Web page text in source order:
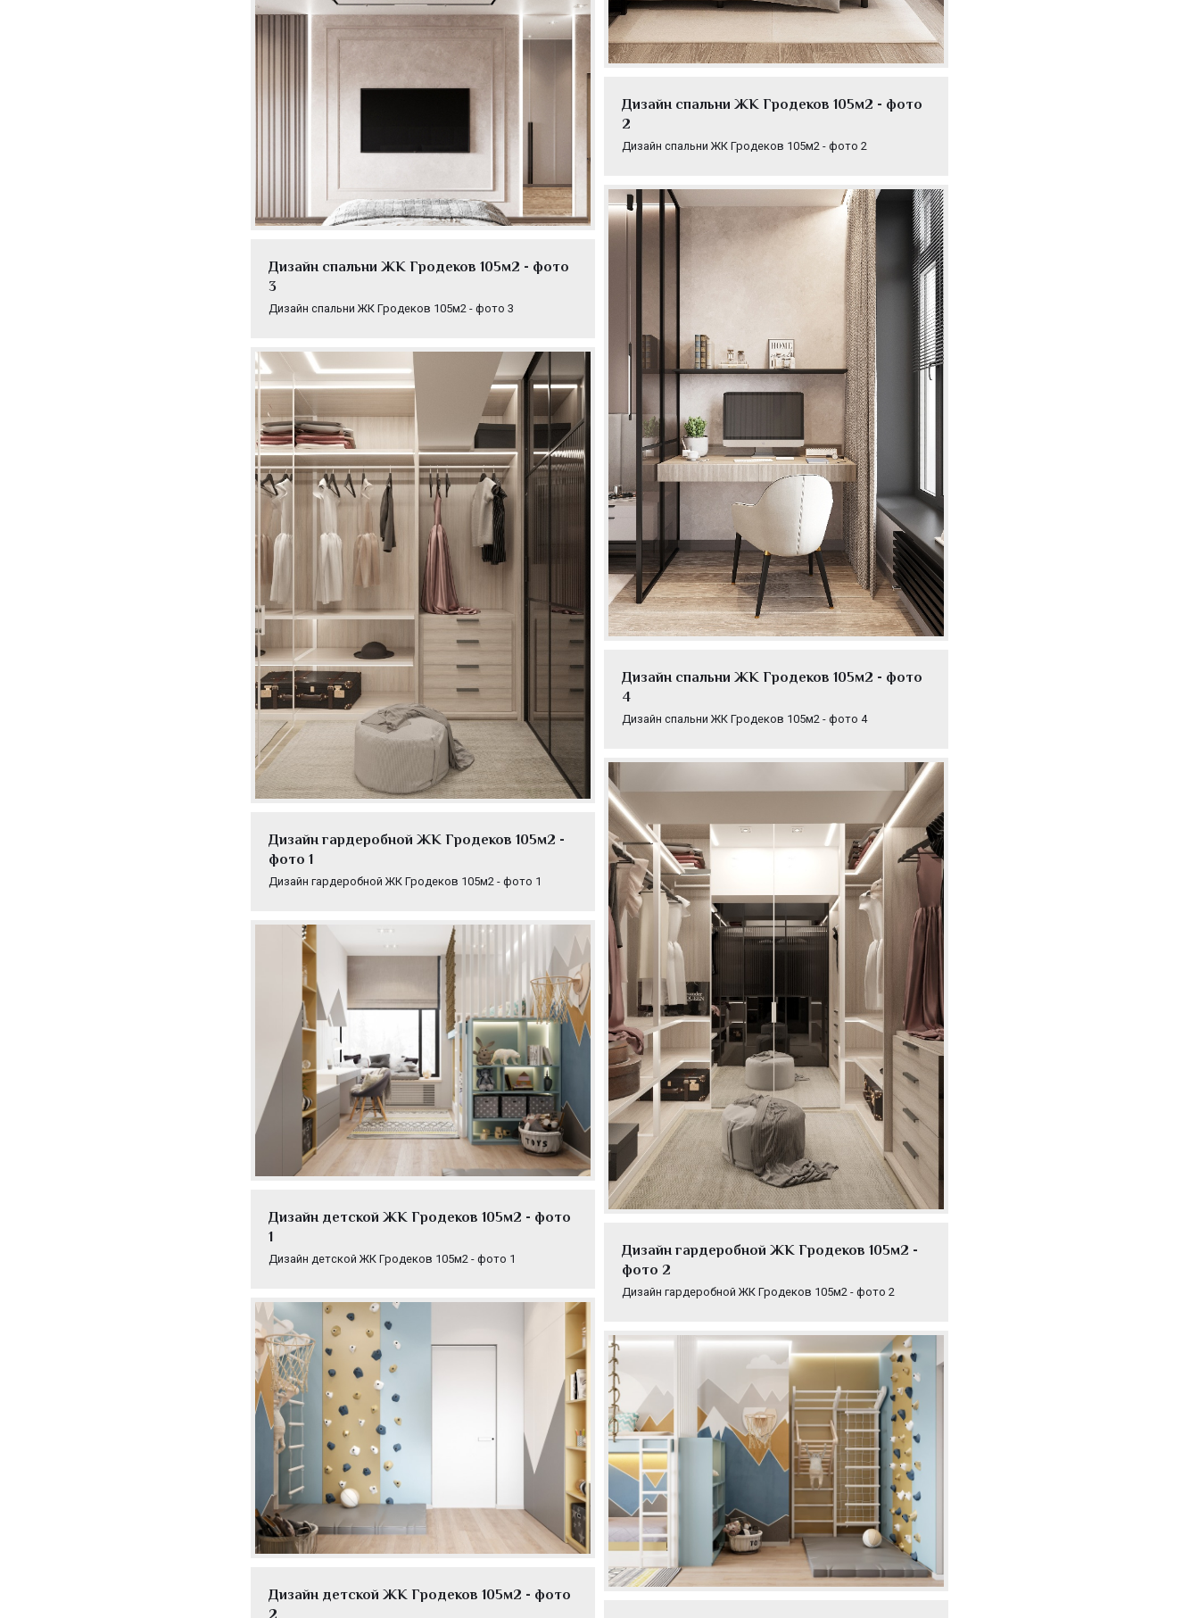
Дизайн спальни ЖК Гродеков 105м2 - фото
2
Дизайн спальни ЖК Гродеков 105м2 - фото 2
Дизайн спальни ЖК Гродеков 105м2 - фото
3
Дизайн спальни ЖК Гродеков 105м2 - фото 3
Дизайн спальни ЖК Гродеков 105м2 - фото
4
Дизайн спальни ЖК Гродеков 105м2 - фото 4
Дизайн гардеробной ЖК Гродеков 105м2 -
фото 1
Дизайн гардеробной ЖК Гродеков 105м2 - фото 1
Дизайн гардеробной ЖК Гродеков 105м2 -
фото 2
Дизайн гардеробной ЖК Гродеков 105м2 - фото 2
Дизайн детской ЖК Гродеков 105м2 - фото
1
Дизайн детской ЖК Гродеков 105м2 - фото 1
Дизайн детской ЖК Гродеков 105м2 - фото
2